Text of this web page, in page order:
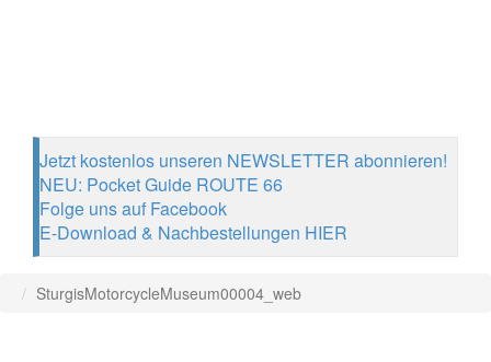
Jetzt kostenlos unseren NEWSLETTER abonnieren!
NEU: Pocket Guide ROUTE 66
Folge uns auf Facebook
E-Download & Nachbestellungen HIER
SturgisMotorcycleMuseum00004_web